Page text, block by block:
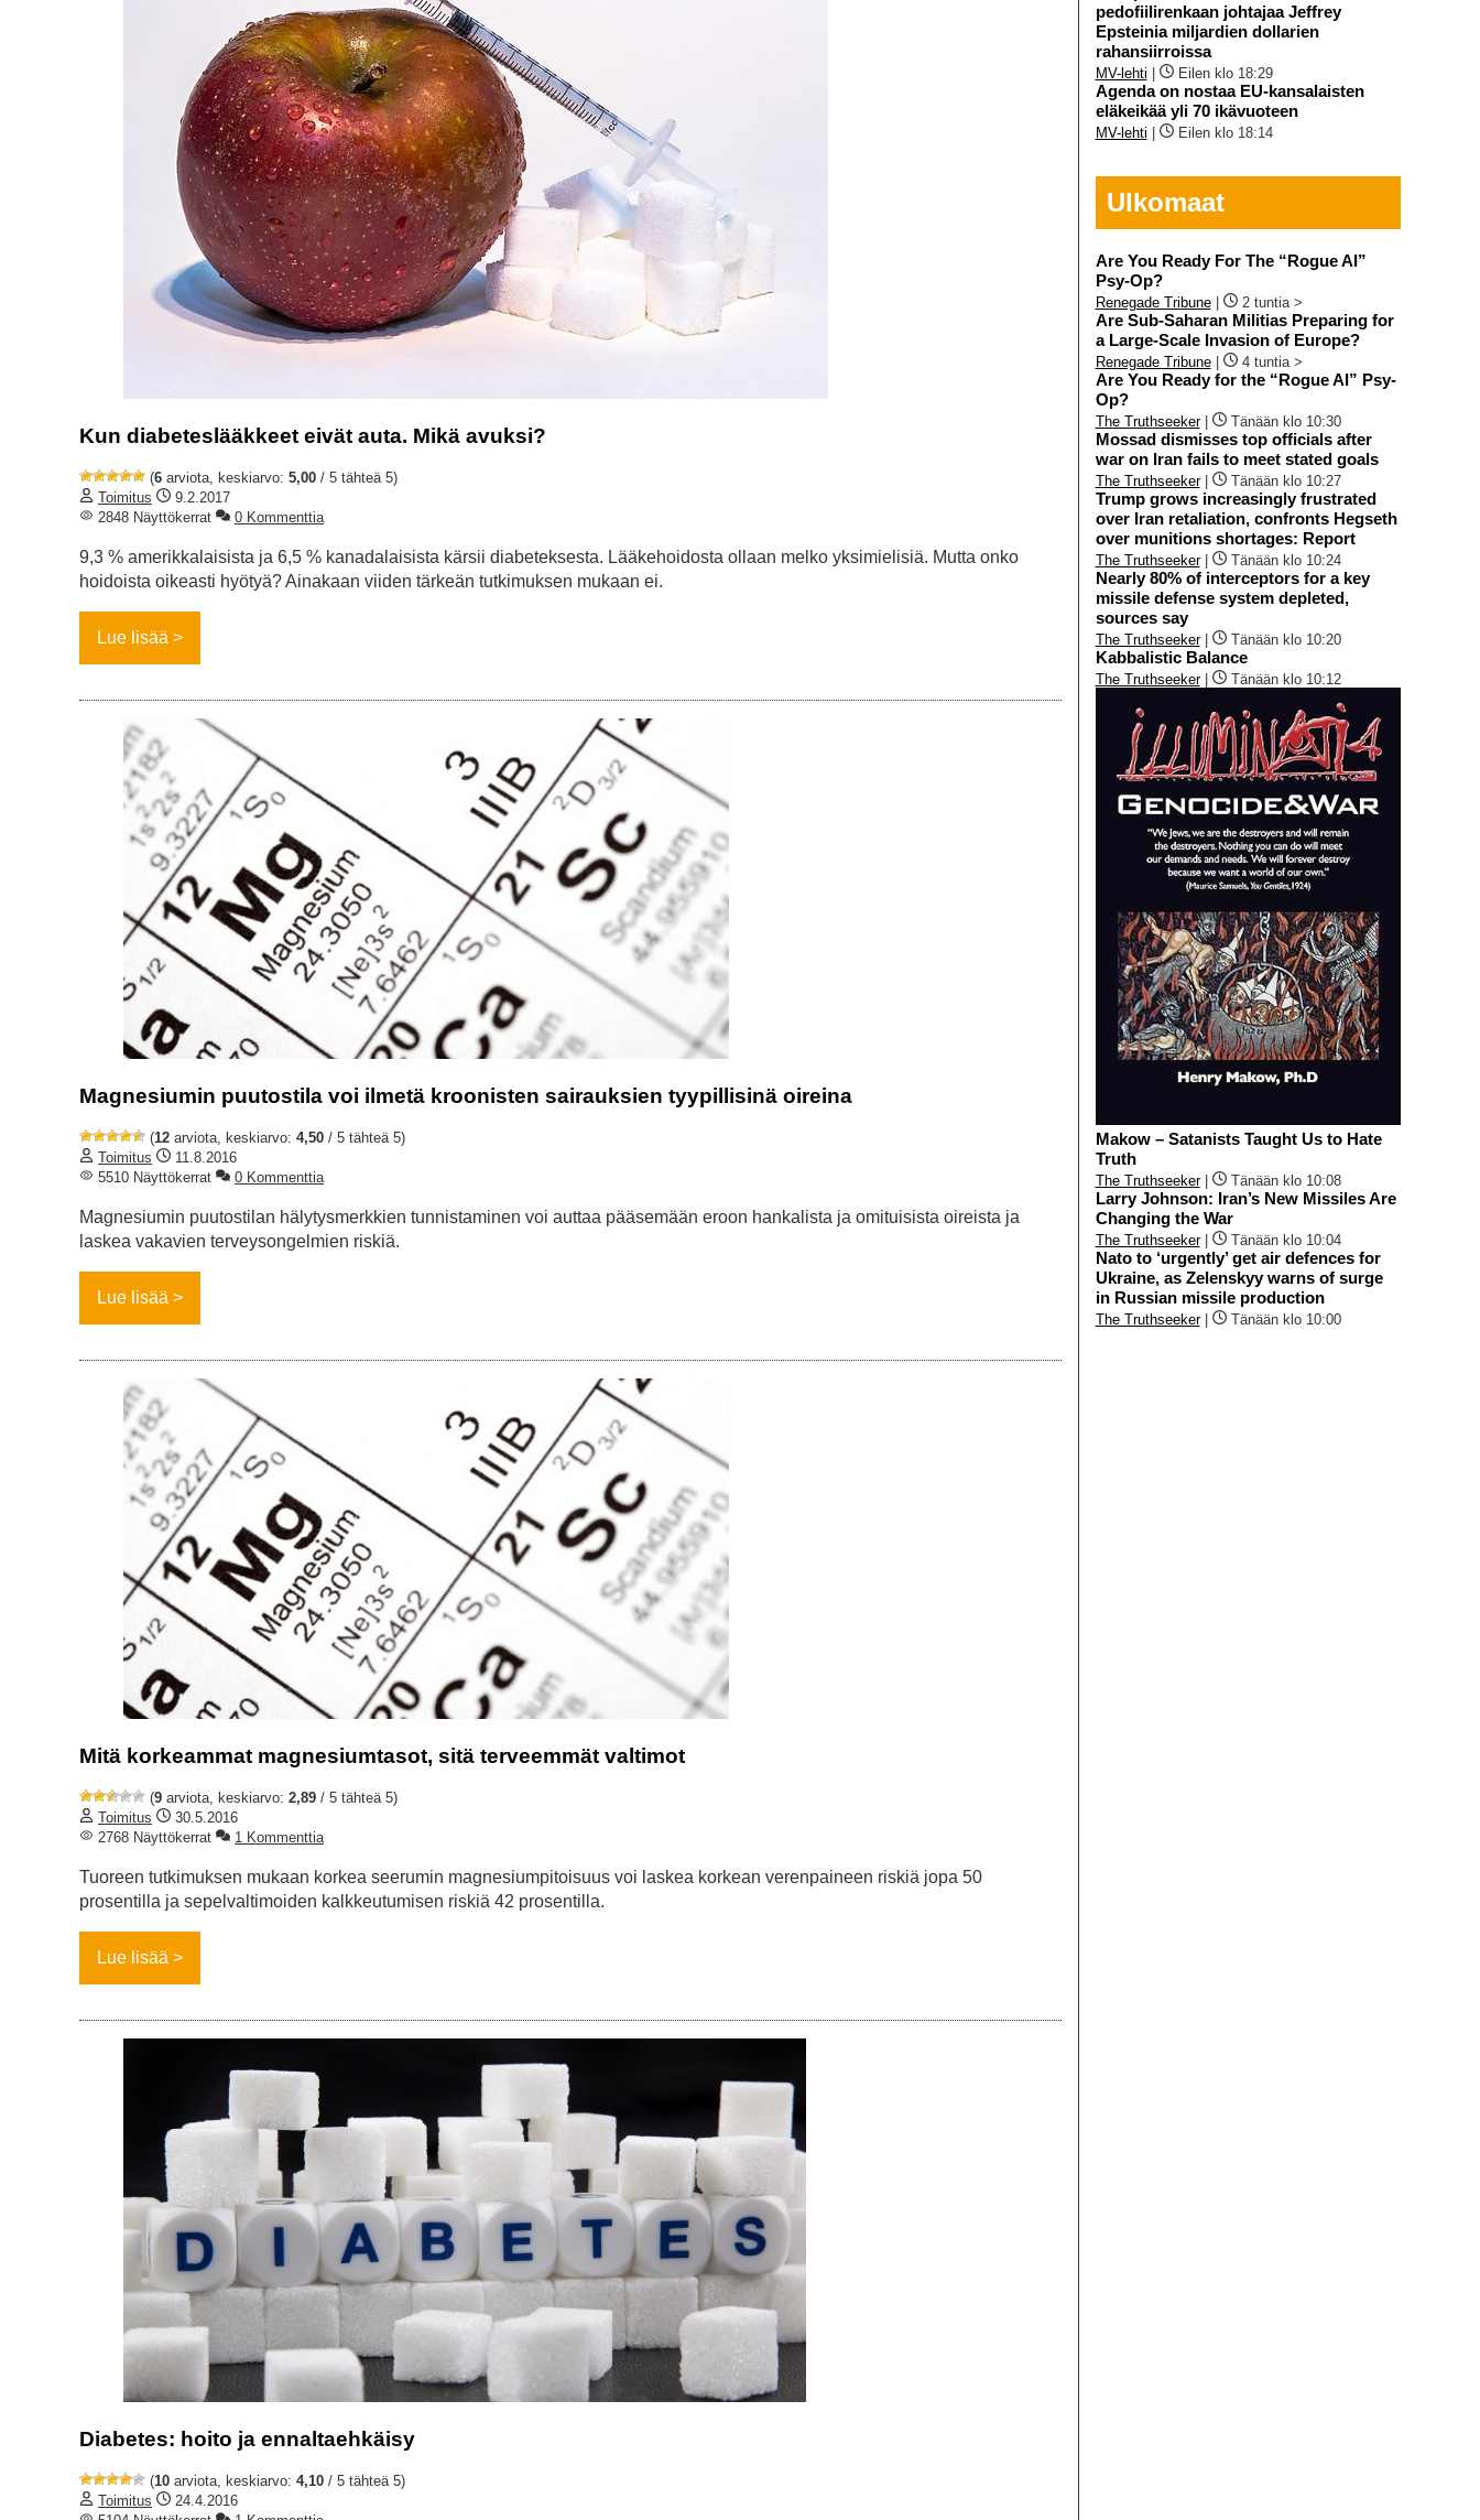
Kun diabeteslääkkeet eivät auta. Mikä avuksi?
(6 arviota, keskiarvo: 5,00 / 5 tähteä 5)
Toimitus
9.2.2017
2848 Näyttökerrat
0 Kommenttia
9,3 % amerikkalaisista ja 6,5 % kanadalaisista kärsii diabeteksesta. Lääkehoidosta ollaan melko yksimielisiä. Mutta onko
hoidoista oikeasti hyötyä? Ainakaan viiden tärkeän tutkimuksen mukaan ei.
Lue lisää
Magnesiumin puutostila voi ilmetä kroonisten sairauksien tyypillisinä oireina
(12 arviota, keskiarvo: 4,50 / 5 tähteä 5)
Toimitus
11.8.2016
5510 Näyttökerrat
0 Kommenttia
Magnesiumin puutostilan hälytysmerkkien tunnistaminen voi auttaa pääsemään eroon hankalista ja omituisista oireista ja
laskea vakavien terveysongelmien riskiä.
Lue lisää
Mitä korkeammat magnesiumtasot, sitä terveemmät valtimot
(9 arviota, keskiarvo: 2,89 / 5 tähteä 5)
Toimitus
30.5.2016
2768 Näyttökerrat
1 Kommenttia
Tuoreen tutkimuksen mukaan korkea seerumin magnesiumpitoisuus voi laskea korkean verenpaineen riskiä jopa 50
prosentilla ja sepelvaltimoiden kalkkeutumisen riskiä 42 prosentilla.
Lue lisää
Diabetes: hoito ja ennaltaehkäisy
(10 arviota, keskiarvo: 4,10 / 5 tähteä 5)
Toimitus
24.4.2016
pedofiilirenkaan johtajaa Jeffrey
Epsteinia miljardien dollarien
rahansiirroissa
MV-lehti Eilen klo 18:29
Agenda on nostaa EU-kansalaisten
eläkeikää yli 70 ikävuoteen
MV-lehti Eilen klo 18:14
Ulkomaat
Are You Ready For The “Rogue AI”
Psy-Op?
Renegade Tribune| 2 tuntia >
Are Sub-Saharan Militias Preparing for
a Large-Scale Invasion of Europe?
Renegade Tribune| 4 tuntia >
Are You Ready for the “Rogue AI” Psy-
Op?
The Truthseeker| Tänään klo 10:30
Mossad dismisses top officials after
war on Iran fails to meet stated goals
The Truthseeker| Tänään klo 10:27
Trump grows increasingly frustrated
over Iran retaliation, confronts Hegseth
over munitions shortages: Report
The Truthseeker| Tänään klo 10:24
Nearly 80% of interceptors for a key
missile defense system depleted,
sources say
The Truthseeker| Tänään klo 10:20
Kabbalistic Balance
The Truthseeker| Tänään klo 10:12
Makow – Satanists Taught Us to Hate
Truth
The Truthseeker| Tänään klo 10:08
Larry Johnson: Iran’s New Missiles Are
Changing the War
The Truthseeker| Tänään klo 10:04
Nato to ‘urgently’ get air defences for
Ukraine, as Zelenskyy warns of surge
in Russian missile production
The Truthseeker| Tänään klo 10:00